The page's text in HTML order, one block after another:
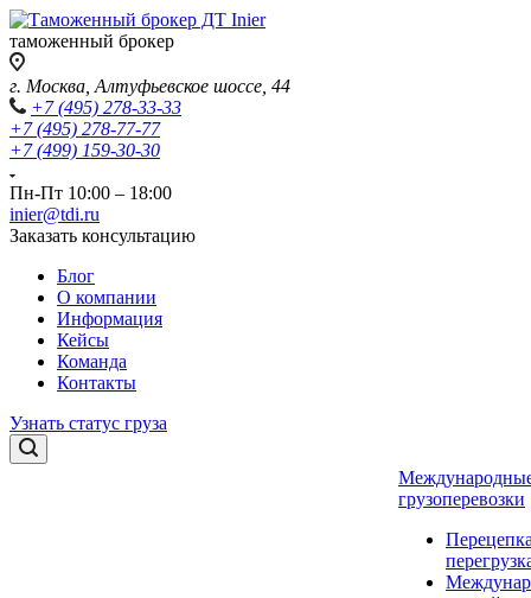
таможенный брокер
г. Москва, Алтуфьевское шоссе, 44
+7 (495) 278-33-33
+7 (495) 278-77-77
+7 (499) 159-30-30
Пн-Пт 10:00 – 18:00
inier@tdi.ru
Заказать консультацию
Блог
О компании
Информация
Кейсы
Команда
Контакты
Узнать статус груза
грузоперевозки